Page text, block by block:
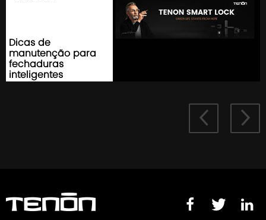
Dicas de
manutenção para
fechaduras
inteligentes
 
  